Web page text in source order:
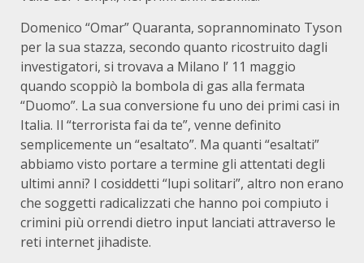
Domenico “Omar” Quaranta, soprannominato Tyson
per la sua stazza, secondo quanto ricostruito dagli
investigatori, si trovava a Milano l’ 11 maggio
quando scoppiò la bombola di gas alla fermata
“Duomo”. La sua conversione fu uno dei primi casi in
Italia. Il “terrorista fai da te”, venne definito
semplicemente un “esaltato”. Ma quanti “esaltati”
abbiamo visto portare a termine gli attentati degli
ultimi anni? I cosiddetti “lupi solitari”, altro non erano
che soggetti radicalizzati che hanno poi compiuto i
crimini più orrendi dietro input lanciati attraverso le
reti internet jihadiste.